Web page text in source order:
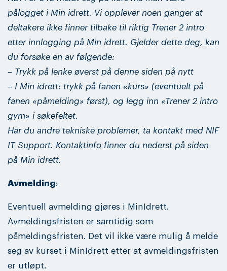
pålogget i Min idrett. Vi opplever noen ganger at
deltakere ikke finner tilbake til riktig Trener 2 intro
etter innlogging på Min idrett. Gjelder dette deg, kan
du forsøke en av følgende:
– Trykk på lenke øverst på denne siden på nytt
– I Min idrett: trykk på fanen «kurs» (eventuelt på
fanen «påmelding» først), og legg inn «Trener 2 intro
gym» i søkefeltet.
Har du andre tekniske problemer, ta kontakt med NIF
IT Support. Kontaktinfo finner du nederst på siden
på Min idrett.
Avmelding:
Eventuell avmelding gjøres i MinIdrett.
Avmeldingsfristen er samtidig som
påmeldingsfristen. Det vil ikke være mulig å melde
seg av kurset i MinIdrett etter at avmeldingsfristen
er utløpt.